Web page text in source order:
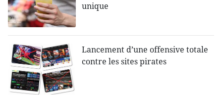
unique
Lancement d’une offensive totale
contre les sites pirates